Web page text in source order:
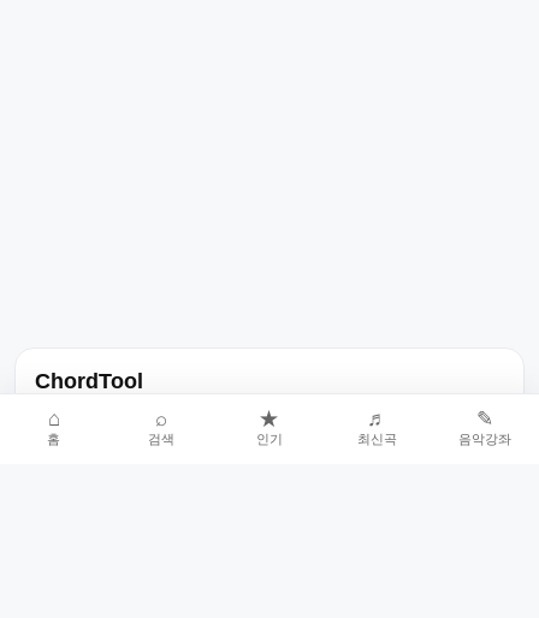
ChordTool
노래 가사, 곡 정보, 코드, 악보를 한곳에서 찾을 수 있는 음악 정보
서비스입니다.
⌂
홈
⌕
검색
★
인기
♬
최신곡
✎
음악강좌